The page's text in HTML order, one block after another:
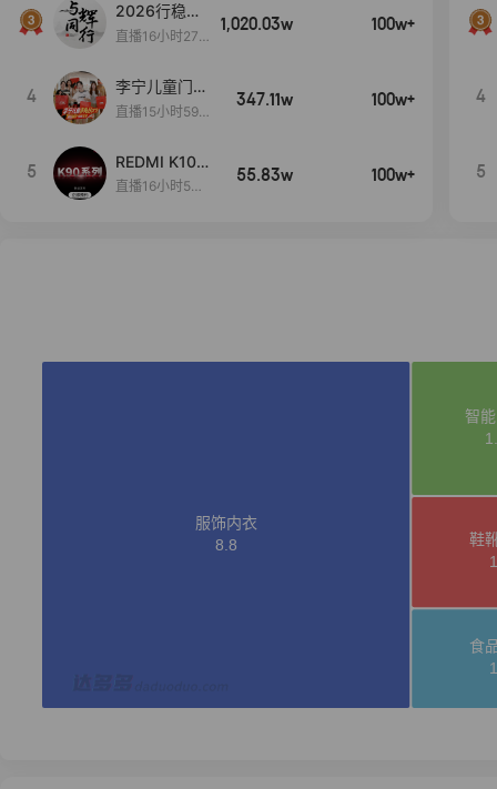
2026行稳致
远
直播16小时27
1,020.03w 100w+
4
李宁儿童门店
爆款赤兔8pr
了，全网销冠
刷新历史底价
直播15小时59
347.11w 100w+
5
REDMI K100
Pro系列新品
直播16小时5分
55.83w 100w+
4
5